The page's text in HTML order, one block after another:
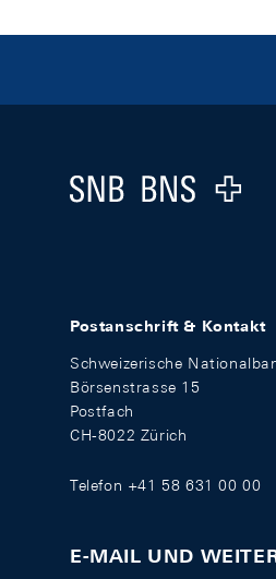
Logo
Postanschrift & Kontakt
Schweizerische
Börsenstrasse 15
Postfach
CH-8022 Zürich
Telefon +41 58 631 00 00
E-MAIL UND